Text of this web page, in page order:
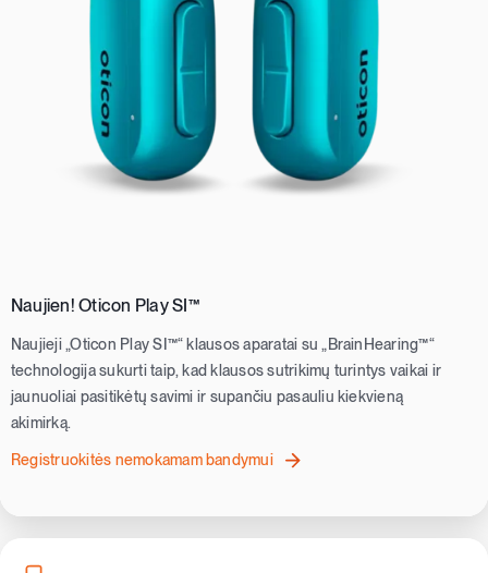
Naujien! Oticon Play SI™
Naujieji „Oticon Play SI™“ klausos aparatai su „BrainHearing™“
technologija sukurti taip, kad klausos sutrikimų turintys vaikai ir
jaunuoliai pasitikėtų savimi ir supančiu pasauliu kiekvieną
akimirką.
Registruokitės nemokamam bandymui